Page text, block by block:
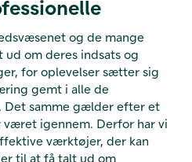
og de mange
om deres indsats og
for oplevelser sætter sig
gemt i alle de
samme gælder efter et
været igennem. Derfor har vi
værktøjer, der kan
til at få talt ud om